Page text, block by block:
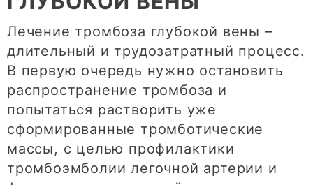
Лечение тромбоза глубокой вены –
длительный и трудозатратный процесс.
В первую очередь нужно остановить
распространение тромбоза и
попытаться растворить уже
сформированные тромботические
массы, с целью профилактики
тромбоэмболии легочной артерии и